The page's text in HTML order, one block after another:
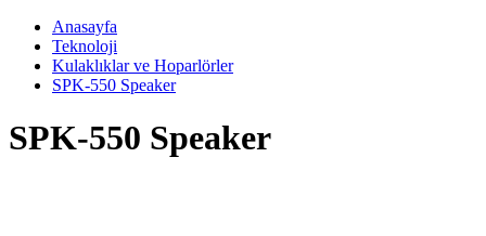
Anasayfa
Teknoloji
Kulaklıklar ve Hoparlörler
SPK-550 Speaker
SPK-550 Speaker